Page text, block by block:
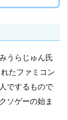
うらじゅん氏
たファミコン
でするもので
ソゲーの始ま